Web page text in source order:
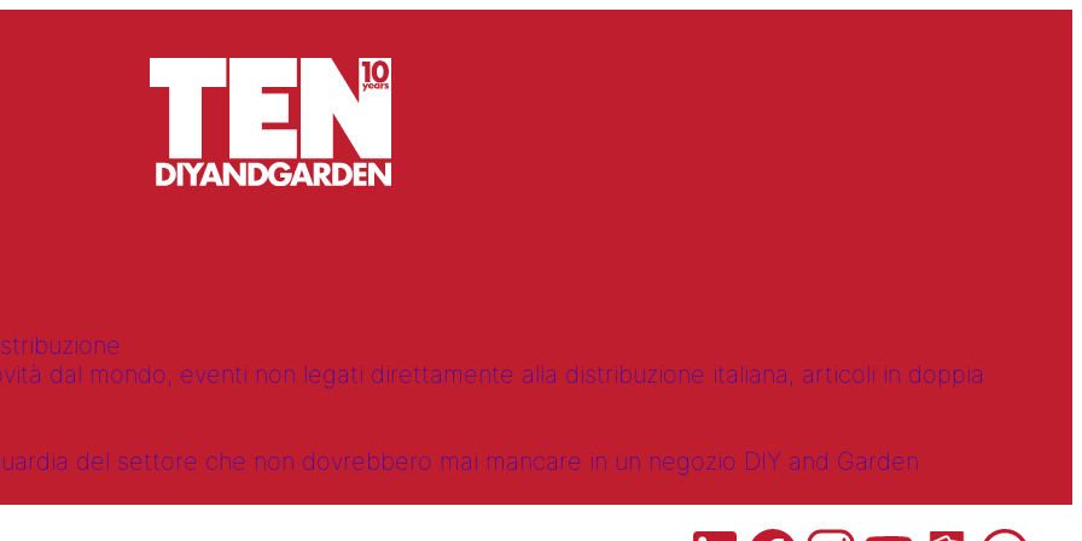
dal mondo, eventi non legati direttamente alla distribuzione italiana, articoli in doppia
del settore che non dovrebbero mai mancare in un negozio DIY and Garden